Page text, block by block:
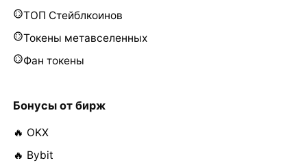
ТОП Стейблкоинов
Токены метавселенных
Фан токены
Бонусы от бирж
🔥 OKX
🔥 Bybit